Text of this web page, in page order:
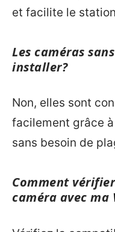
et facilite le
Les caméras
installer?
Non, elles sont
facilement grâce
sans besoin de
Comment
caméra avec ma